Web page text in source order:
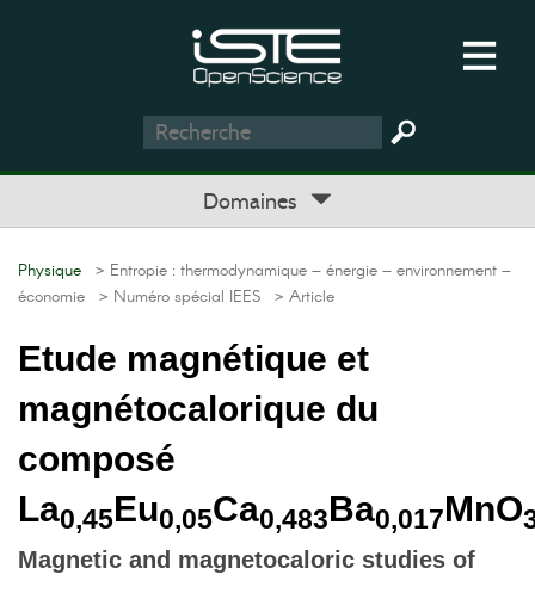
Domaines
Physique > Entropie : thermodynamique – énergie – environnement –
économie > Numéro spécial IEES > Article
Etude magnétique et
magnétocalorique du
composé
La0,45Eu0,05Ca0,483Ba0,017MnO
Magnetic and magnetocaloric studies of